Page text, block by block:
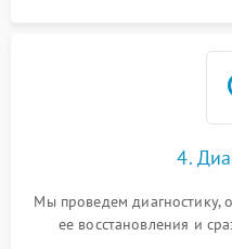
4.
Мы проведем диагностику,
ее восстановления и